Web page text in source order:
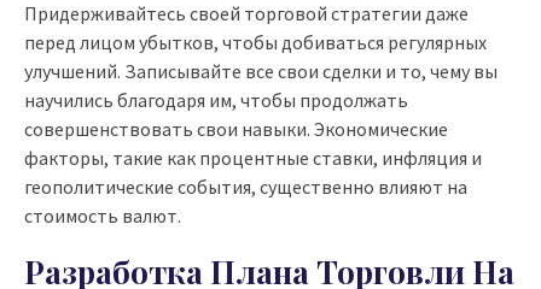
Придерживайтесь своей торговой стратегии даже
перед лицом убытков, чтобы добиваться регулярных
улучшений. Записывайте все свои сделки и то, чему вы
научились благодаря им, чтобы продолжать
совершенствовать свои навыки. Экономические
факторы, такие как процентные ставки, инфляция и
геополитические события, существенно влияют на
стоимость валют.
Разработка Плана Торговли На